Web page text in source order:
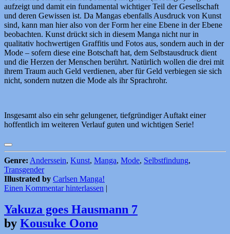
aufzeigt und damit ein fundamental wichtiger Teil der Gesellschaft
und deren Gewissen ist. Da Mangas ebenfalls Ausdruck von Kunst
sind, kann man hier also von der Form her eine Ebene in der Ebene
beobachten. Kunst drückt sich in diesem Manga nicht nur in
qualitativ hochwertigen Graffitis und Fotos aus, sondern auch in der
Mode – sofern diese eine Botschaft hat, dem Selbstausdruck dient
und die Herzen der Menschen berührt. Natürlich wollen die drei mit
ihrem Traum auch Geld verdienen, aber für Geld verbiegen sie sich
nicht, sondern nutzen die Mode als ihr Sprachrohr.
Insgesamt also ein sehr gelungener, tiefgründiger Auftakt einer
hoffentlich im weiteren Verlauf guten und wichtigen Serie!
Genre: Anderssein, Kunst, Manga, Mode, Selbstfindung,
Transgender
Illustrated by Carlsen Manga!
Einen Kommentar hinterlassen |
Yakuza goes Hausmann 7
by Kousuke Oono